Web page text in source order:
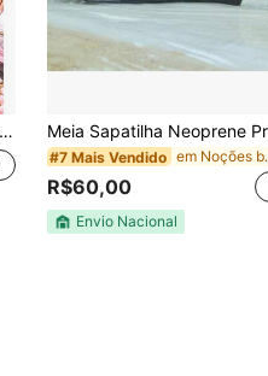
#7 Mais Vendido em
R$60,00
Envio Nacional